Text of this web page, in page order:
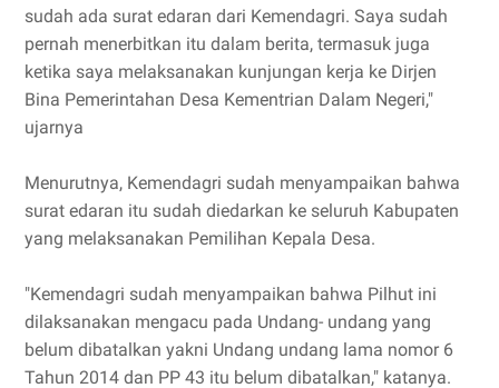
sudah ada surat edaran dari Kemendagri. Saya sudah
pernah menerbitkan itu dalam berita, termasuk juga
ketika saya melaksanakan kunjungan kerja ke Dirjen
Bina Pemerintahan Desa Kementrian Dalam Negeri,"
ujarnya
Menurutnya, Kemendagri sudah menyampaikan bahwa
surat edaran itu sudah diedarkan ke seluruh Kabupaten
yang melaksanakan Pemilihan Kepala Desa.
"Kemendagri sudah menyampaikan bahwa Pilhut ini
dilaksanakan mengacu pada Undang- undang yang
belum dibatalkan yakni Undang undang lama nomor 6
Tahun 2014 dan PP 43 itu belum dibatalkan," katanya.